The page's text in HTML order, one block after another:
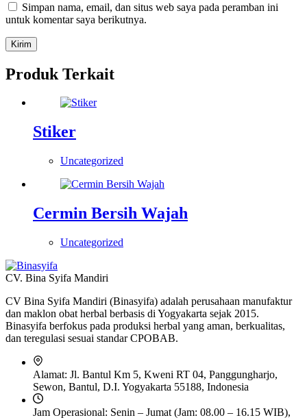
Simpan nama, email, dan situs web saya pada peramban ini
untuk komentar saya berikutnya.
Kirim
Produk Terkait
Stiker
Uncategorized
Cermin Bersih Wajah
Uncategorized
CV. Bina Syifa Mandiri
CV Bina Syifa Mandiri (Binasyifa) adalah perusahaan manufaktur
dan maklon obat herbal berbasis di Yogyakarta sejak 2015.
Binasyifa berfokus pada produksi herbal yang aman, berkualitas,
dan teregulasi sesuai standar CPOBAB.
Alamat: Jl. Bantul Km 5, Kweni RT 04, Panggungharjo,
Sewon, Bantul, D.I. Yogyakarta 55188, Indonesia
Jam Operasional: Senin – Jumat (Jam: 08.00 – 16.15 WIB),